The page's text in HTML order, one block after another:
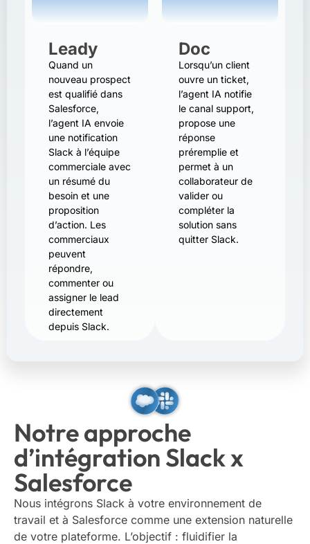
Leady
Quand un
nouveau prospect
est qualifié dans
Salesforce,
l’agent IA envoie
une notification
Slack à l’équipe
commerciale avec
un résumé du
besoin et une
proposition
d’action. Les
commerciaux
peuvent
répondre,
commenter ou
assigner le lead
directement
depuis Slack.
Doc
Lorsqu’un client
ouvre un ticket,
l’agent IA notifie
le canal support,
propose une
réponse
préremplie et
permet à un
collaborateur de
valider ou
compléter la
solution sans
quitter Slack.
Notre approche
d’intégration Slack x
Salesforce
Nous intégrons Slack à votre environnement de
travail et à Salesforce comme une extension naturelle
de votre plateforme. L’objectif : fluidifier la